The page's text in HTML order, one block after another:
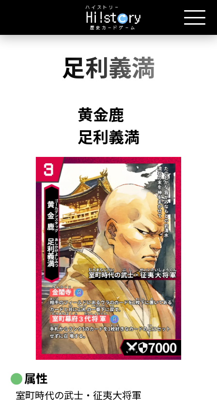
足利義満
黄金鹿
足利義満
属性
室町時代の武士・征夷大将軍